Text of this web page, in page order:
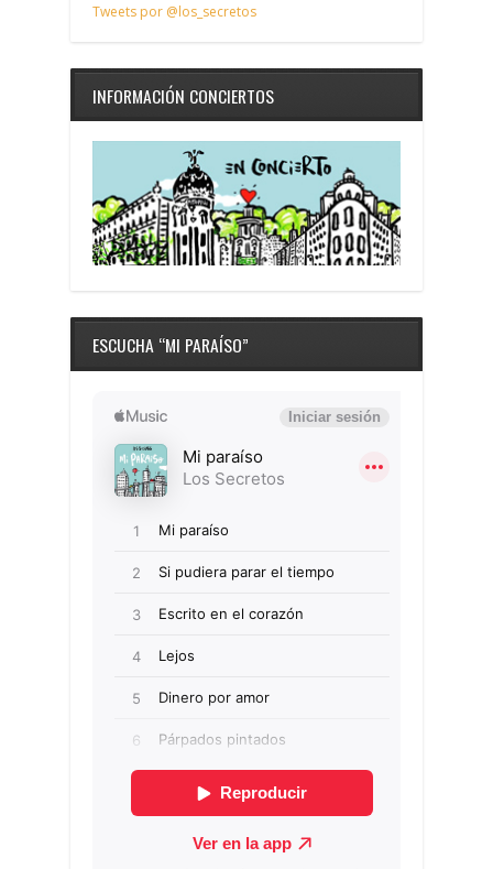
Tweets por @los_secretos
INFORMACIÓN CONCIERTOS
ESCUCHA “MI PARAÍSO”